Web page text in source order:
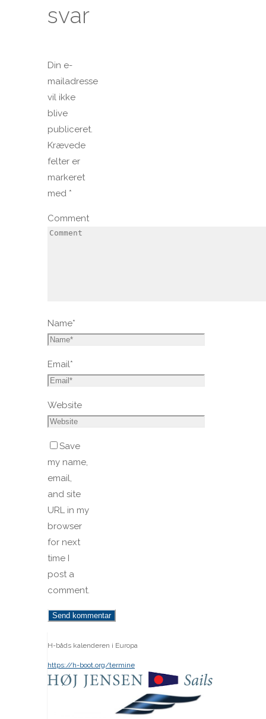
svar
Din e-
mailadresse
vil ikke
blive
publiceret.
Krævede
felter er
markeret
med *
Comment
Name*
Email*
Website
Save
my name,
email,
and site
URL in my
browser
for next
time I
post a
comment.
H-båds kalenderen i Europa
https://h-boot.org/termine